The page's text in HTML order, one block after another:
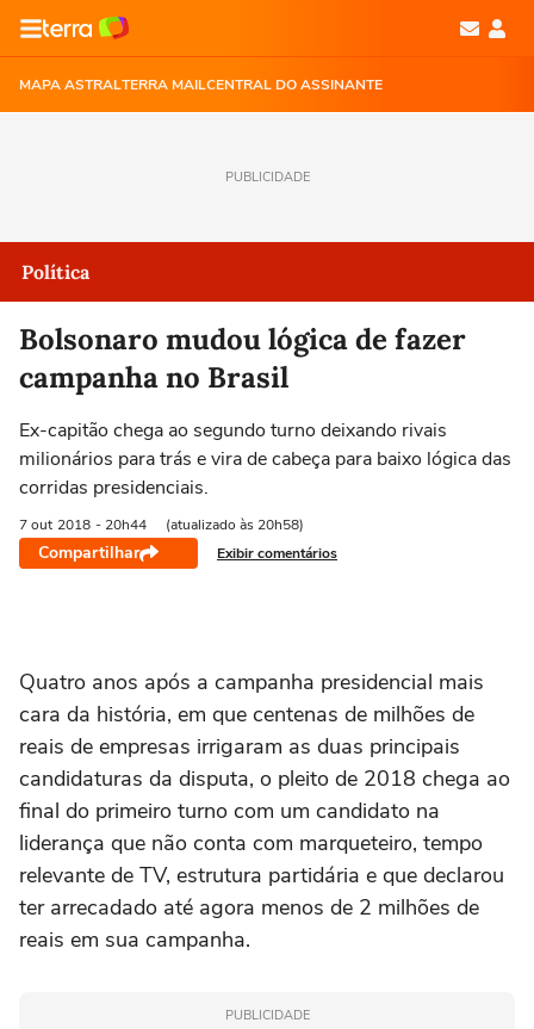
MAPA ASTRALTERRA MAILCENTRAL DO ASSINANTE
PUBLICIDADE
Política
Bolsonaro mudou lógica de fazer
campanha no Brasil
Ex-capitão chega ao segundo turno deixando rivais
milionários para trás e vira de cabeça para baixo lógica das
corridas presidenciais.
7 out 2018 - 20h44 (atualizado às 20h58)
Compartilhar Exibir comentários
Quatro anos após a campanha presidencial mais
cara da história, em que centenas de milhões de
reais de empresas irrigaram as duas principais
candidaturas da disputa, o pleito de 2018 chega ao
final do primeiro turno com um candidato na
liderança que não conta com marqueteiro, tempo
relevante de TV, estrutura partidária e que declarou
ter arrecadado até agora menos de 2 milhões de
reais em sua campanha.
PUBLICIDADE